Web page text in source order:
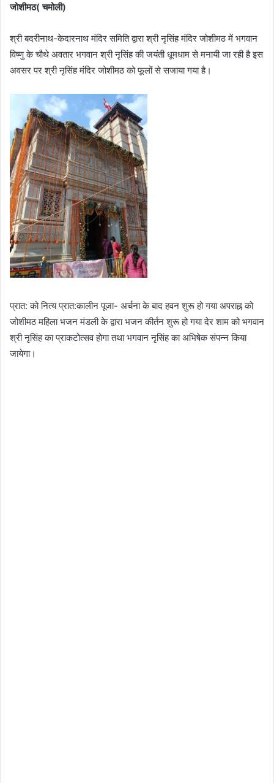
जोशीमठ( चमोली)
श्री बदरीनाथ-केदारनाथ मंदिर समिति द्वारा श्री नृसिंह मंदिर जोशीमठ में भगवान
विष्णु के चौथे अवतार भगवान श्री नृसिंह की जयंती धूमधाम से मनायी जा रही है इस
अवसर पर श्री नृसिंह मंदिर जोशीमठ को फूलों से सजाया गया है।
प्रात: को नित्य प्रात:कालीन पूजा- अर्चना के बाद हवन शुरू हो गया अपराह्न को
जोशीमठ महिला भजन मंडली के द्वारा भजन कीर्तन शुरू हो गया देर शाम को भगवान
श्री नृसिंह का प्राकटोत्सव होगा तथा भगवान नृसिंह का अभिषेक संपन्न किया
जायेगा।